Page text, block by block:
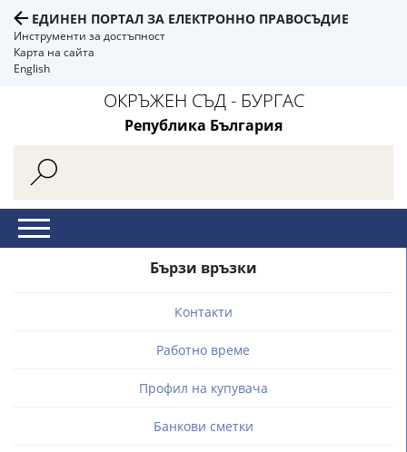
ЕДИНЕН ПОРТАЛ ЗА ЕЛЕКТРОННО ПРАВОСЪДИЕ
Инструменти за достъпност
Карта на сайта
English
ОКРЪЖЕН СЪД - БУРГАС
Република България
Бързи връзки
Контакти
Работно време
Профил на купувача
Банкови сметки